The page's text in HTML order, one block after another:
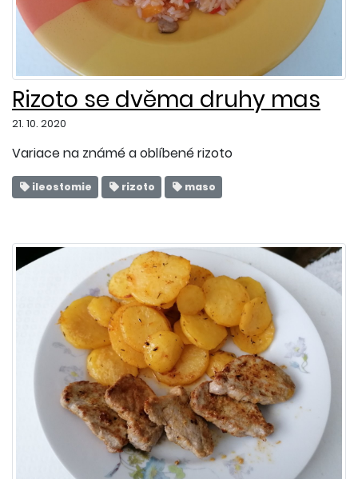
Rizoto se dvěma druhy mas
21. 10. 2020
Variace na známé a oblíbené rizoto
ileostomie rizoto maso